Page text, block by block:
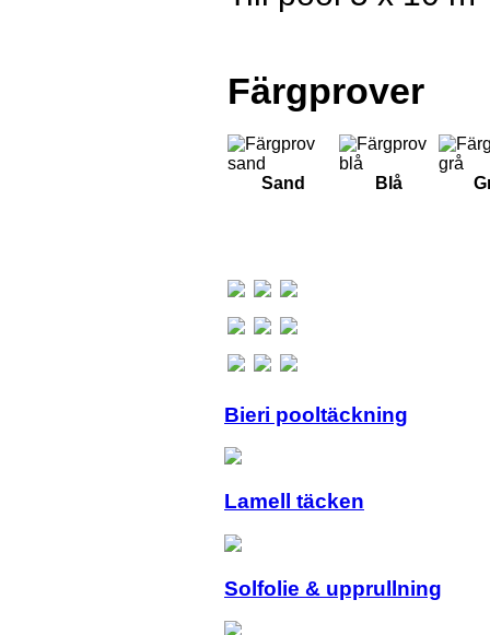
Färgprover
Sand Blå
Bieri pooltäckning
Lamell täcken
Solfolie & upprullning